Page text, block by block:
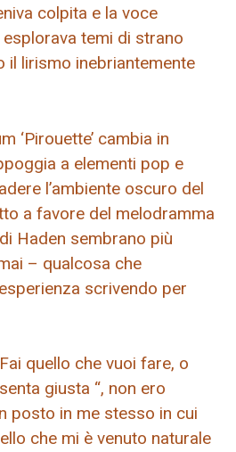
colpita e la voce
temi di strano
il lirismo inebriantemente
‘Pirouette’ cambia in
a elementi pop e
l’ambiente oscuro del
a favore del melodramma
Haden sembrano più
– qualcosa che
scrivendo per
quello che vuoi fare, o
giusta “, non ero
posto in me stesso in cui
che mi è venuto naturale